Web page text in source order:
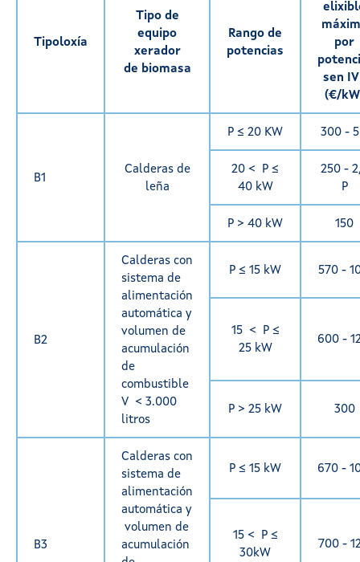
Tipoloxía
Tipo de
equipo
xerador
de biomasa
Rango de
potencias
por
sen
(€/
B1
Calderas de
leña
P ≤ 20 KW 300 - 5
20 < P ≤
40 kW
250 -
P
P > 40 kW 150
B2
Calderas con
sistema de
alimentación
automática y
volumen de
acumulación
de
combustible
V < 3.000
litros
P ≤ 15 kW 570 -
15 < P ≤
25 kW
600 -
P > 25 kW 300
B3
Calderas con
sistema de
alimentación
automática y
volumen de
acumulación
P ≤ 15 kW 670 -
15 < P ≤
30kW
700 -